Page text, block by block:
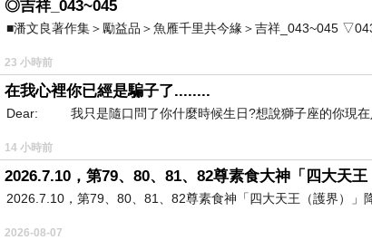
很平價，不貴。(要貴的也是有
◎吉祥_043~045
■潘文良著作集＞勵益品＞魚雁千里共今緣＞吉祥_043~045
23 小時前
在我心裡你已經是騙子了........
Dear: 我只是隨口問了你什麼時候生日?想說獅子座的你現在
14 小時前
2026.7.10，第79、80、81、82尊素食大神「四大天王
2026.7.10，第79、80、81、82尊素食神「四大天王（護界
2026-08-07